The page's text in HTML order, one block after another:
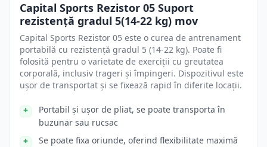
Capital Sports Rezistor 05 Suport
rezistență gradul 5(14-22 kg) mov
Capital Sports Rezistor 05 este o curea de antrenament
portabilă cu rezistență gradul 5 (14-22 kg). Poate fi
folosită pentru o varietate de exerciții cu greutatea
corporală, inclusiv trageri și împingeri. Dispozitivul este
ușor de transportat și se fixează rapid în diferite locații.
Portabil și ușor de pliat, se poate transporta în
buzunar sau rucsac
Se poate fixa oriunde, oferind flexibilitate maximă